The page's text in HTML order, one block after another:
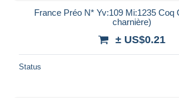
France Préo N* Yv:109 Mi:1235 Coq
charnière)
± US$0.21
Status